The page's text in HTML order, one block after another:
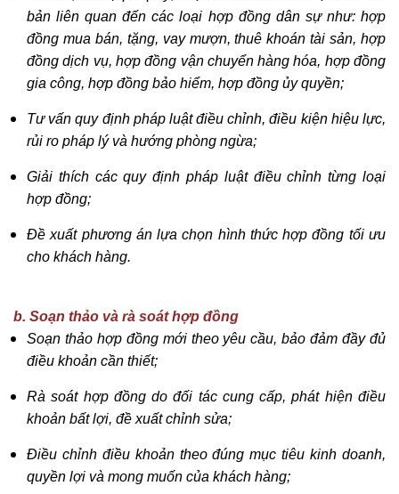
bản liên quan đến các loại hợp đồng dân sự như: hợp
đồng mua bán, tặng, vay mượn, thuê khoán tài sản, hợp
đồng dịch vụ, hợp đồng vận chuyển hàng hóa, hợp đồng
gia công, hợp đồng bảo hiểm, hợp đồng ủy quyền;
Tư vấn quy định pháp luật điều chỉnh, điều kiện hiệu lực,
rủi ro pháp lý và hướng phòng ngừa;
Giải thích các quy định pháp luật điều chỉnh từng loại
hợp đồng;
Đề xuất phương án lựa chọn hình thức hợp đồng tối ưu
cho khách hàng.
b. Soạn thảo và rà soát hợp đồng
Soạn thảo hợp đồng mới theo yêu cầu, bảo đảm đầy đủ
điều khoản cần thiết;
Rà soát hợp đồng do đối tác cung cấp, phát hiện điều
khoản bất lợi, đề xuất chỉnh sửa;
Điều chỉnh điều khoản theo đúng mục tiêu kinh doanh,
quyền lợi và mong muốn của khách hàng;